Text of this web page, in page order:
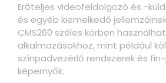
Erőteljes videofeldolgozó és -
és egyéb kiemelkedő
CMS260 széles körben
alkalmazásokhoz, mint például
színpadvezérlő rendszerek és fin-
képernyők.